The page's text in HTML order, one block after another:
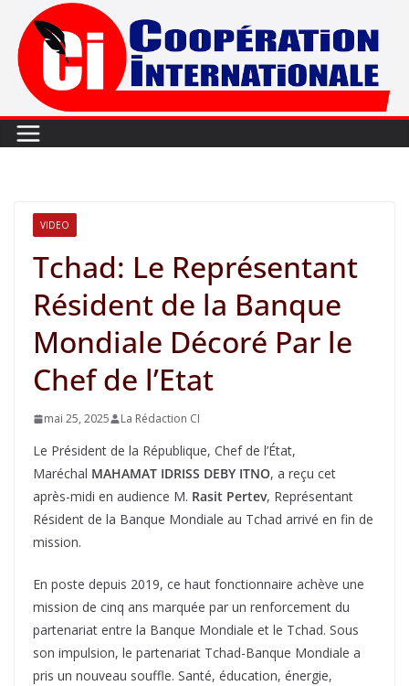
Passer
contenu
VIDEO
Tchad: Le Représentant
Résident de la Banque
Mondiale Décoré Par le
Chef de l’Etat
mai 25, 2025 La Rédaction CI
Le Président de la République, Chef de l’État,
Maréchal MAHAMAT IDRISS DEBY ITNO, a reçu cet
après-midi en audience M. Rasit Pertev, Représentant
Résident de la Banque Mondiale au Tchad arrivé en fin de
mission.
En poste depuis 2019, ce haut fonctionnaire achève une
mission de cinq ans marquée par un renforcement du
partenariat entre la Banque Mondiale et le Tchad. Sous
son impulsion, le partenariat Tchad-Banque Mondiale a
pris un nouveau souffle. Santé, éducation, énergie,